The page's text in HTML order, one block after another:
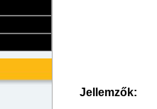
Jellemzők: